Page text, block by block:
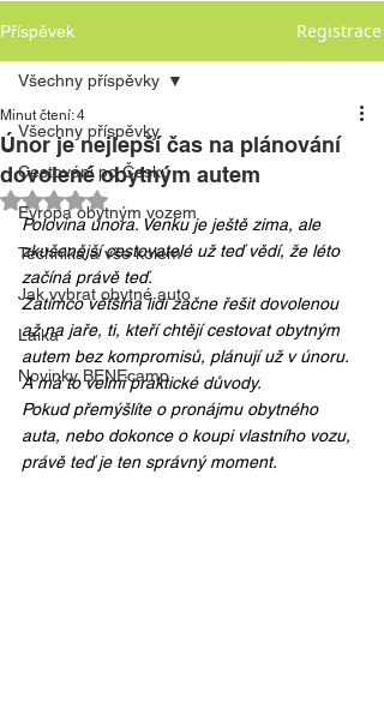
Příspěvek Registrace
Všechny příspěvky
Cestování po Česku
Evropa obytným vozem
Technika a vše kolem
Jak vybrat obytné auto
Laika
Novinky BENEcamp
Všechny příspěvky
Únor je nejlepší čas na plánování
dovolené obytným autem
Minut čtení: 4
Hodnoceno NaN z 5 hvězdiček.
Polovina února. Venku je ještě zima, ale
zkušenější cestovatelé už teď vědí, že léto
začíná právě teď.
Zatímco většina lidí začne řešit dovolenou
až na jaře, ti, kteří chtějí cestovat obytným
autem bez kompromisů, plánují už v únoru.
A má to velmi praktické důvody.
Pokud přemýšlíte o pronájmu obytného
auta, nebo dokonce o koupi vlastního vozu,
právě teď je ten správný moment.